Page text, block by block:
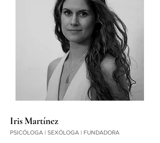
Iris Martínez
PSICÓLOGA | SEXÓLOGA | FUNDADORA